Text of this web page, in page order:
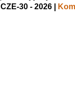
CZE-30 - 2026 |